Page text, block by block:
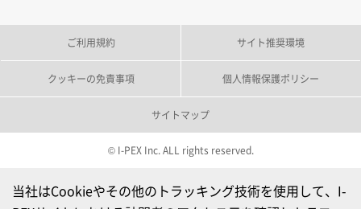
当社はCookieやその他のトラッキング技術を使用して、I-
ご利用規約 サイト推奨環境
クッキーの免責事項 個人情報保護ポリシー
サイトマップ
© I-PEX Inc. ALL rights reserved.